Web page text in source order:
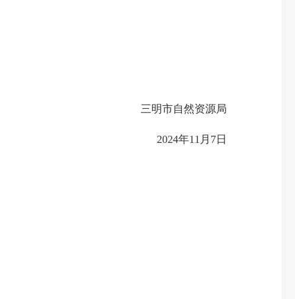
三明市自然资源局
2024年11月7日